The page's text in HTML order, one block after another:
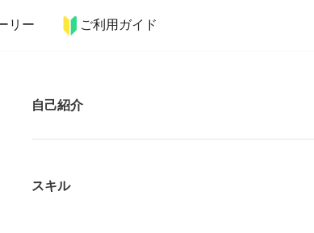
リー ご利用ガイド
ペット 料理
自己紹介
スキル